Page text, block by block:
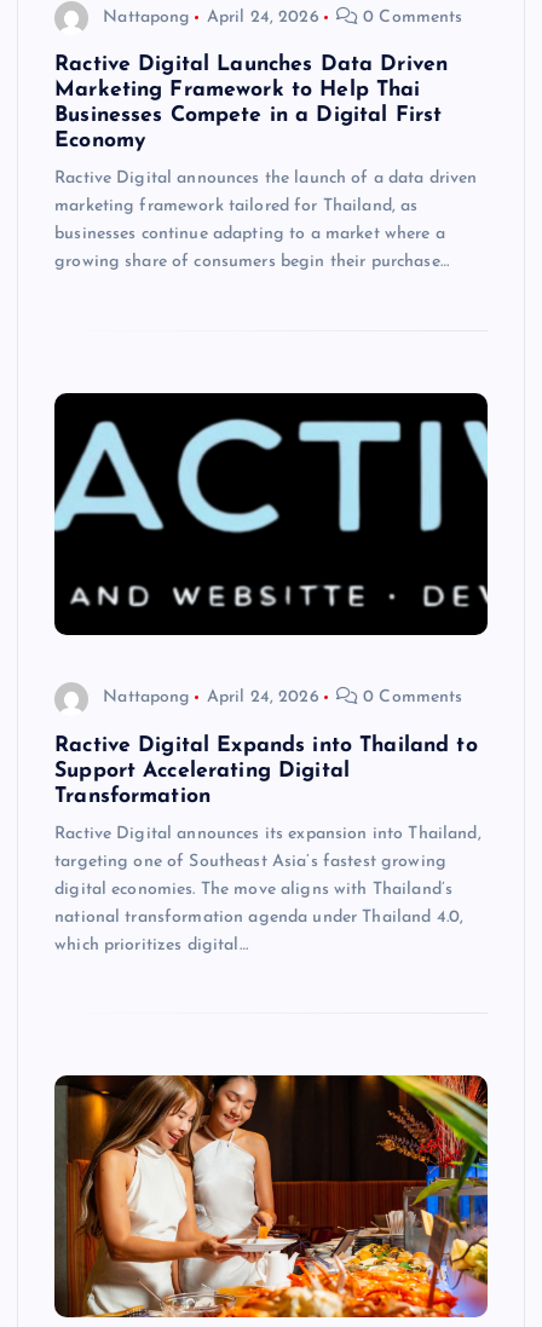
Nattapong April 24, 2026 0 Comments
Ractive Digital Launches Data Driven
Marketing Framework to Help Thai
Businesses Compete in a Digital First
Economy
Ractive Digital announces the launch of a data driven
marketing framework tailored for Thailand, as
businesses continue adapting to a market where a
growing share of consumers begin their purchase…
Nattapong April 24, 2026 0 Comments
Ractive Digital Expands into Thailand to
Support Accelerating Digital
Transformation
Ractive Digital announces its expansion into Thailand,
targeting one of Southeast Asia’s fastest growing
digital economies. The move aligns with Thailand’s
national transformation agenda under Thailand 4.0,
which prioritizes digital…